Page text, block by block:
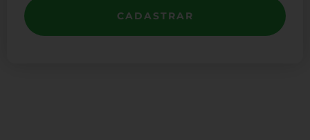
CADASTRAR